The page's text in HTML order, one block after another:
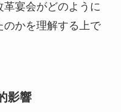
宴会がどのように
のかを理解する上で
影響